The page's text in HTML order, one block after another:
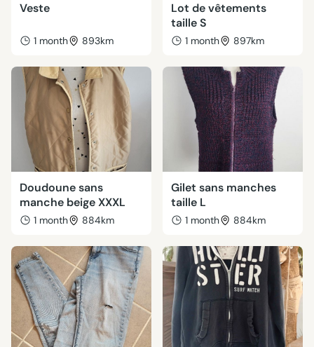
Veste
1 month 893km
Lot de vêtements
taille S
1 month 897km
Doudoune sans
manche beige XXXL
1 month 884km
Gilet sans manches
taille L
1 month 884km